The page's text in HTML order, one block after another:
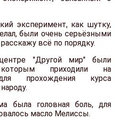
эксперимент, как шутку,
были очень серьёзными
всё по порядку.
"Другой мир" были
приходили на
прохождения курса
была головная боль, для
масло Мелиссы.